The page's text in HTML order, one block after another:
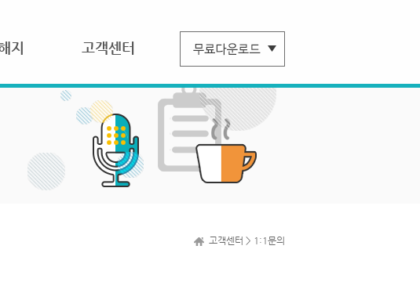
지 고객센터
고객센터 > 1:1문의